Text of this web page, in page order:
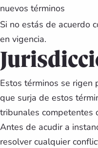
nuevos términos
Si no estás de acuerdo
en vigencia.
Estos términos se rigen
que surja de estos
tribunales competentes
Antes de acudir a
resolver cualquier